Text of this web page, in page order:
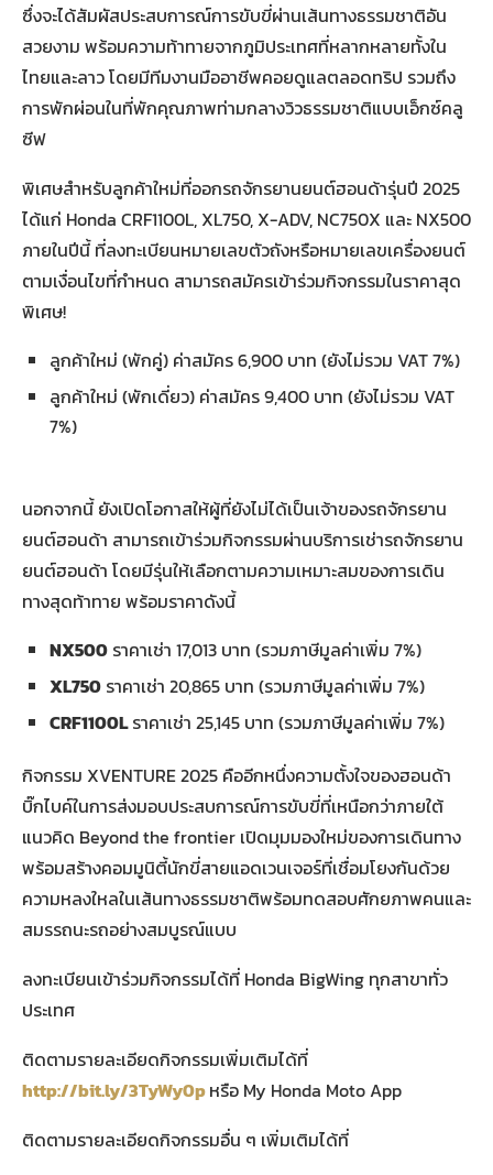
ซึ่งจะได้สัมผัสประสบการณ์การขับขี่ผ่านเส้นทางธรรมชาติอัน
สวยงาม พร้อมความท้าทายจากภูมิประเทศที่หลากหลายทั้งใน
ไทยและลาว โดยมีทีมงานมืออาชีพคอยดูแลตลอดทริป รวมถึง
การพักผ่อนในที่พักคุณภาพท่ามกลางวิวธรรมชาติแบบเอ็กซ์คลู
ซีฟ
พิเศษสำหรับลูกค้าใหม่ที่ออกรถจักรยานยนต์ฮอนด้ารุ่นปี 2025
ได้แก่ Honda CRF1100L, XL750, X-ADV, NC750X และ NX500
ภายในปีนี้ ที่ลงทะเบียนหมายเลขตัวถังหรือหมายเลขเครื่องยนต์
ตามเงื่อนไขที่กำหนด สามารถสมัครเข้าร่วมกิจกรรมในราคาสุด
พิเศษ!
ลูกค้าใหม่ (พักคู่) ค่าสมัคร 6,900 บาท (ยังไม่รวม VAT 7%)
ลูกค้าใหม่ (พักเดี่ยว) ค่าสมัคร 9,400 บาท (ยังไม่รวม VAT
7%)
นอกจากนี้ ยังเปิดโอกาสให้ผู้ที่ยังไม่ได้เป็นเจ้าของรถจักรยาน
ยนต์ฮอนด้า สามารถเข้าร่วมกิจกรรมผ่านบริการเช่ารถจักรยาน
ยนต์ฮอนด้า โดยมีรุ่นให้เลือกตามความเหมาะสมของการเดิน
ทางสุดท้าทาย พร้อมราคาดังนี้
NX500 ราคาเช่า 17,013 บาท (รวมภาษีมูลค่าเพิ่ม 7%)
XL750 ราคาเช่า 20,865 บาท (รวมภาษีมูลค่าเพิ่ม 7%)
CRF1100Lราคาเช่า 25,145 บาท (รวมภาษีมูลค่าเพิ่ม 7%)
กิจกรรม XVENTURE 2025 คืออีกหนึ่งความตั้งใจของฮอนด้า
บิ๊กไบค์ในการส่งมอบประสบการณ์การขับขี่ที่เหนือกว่าภายใต้
แนวคิด Beyond the frontier เปิดมุมมองใหม่ของการเดินทาง
พร้อมสร้างคอมมูนิตี้นักขี่สายแอดเวนเจอร์ที่เชื่อมโยงกันด้วย
ความหลงใหลในเส้นทางธรรมชาติพร้อมทดสอบศักยภาพคนและ
สมรรถนะรถอย่างสมบูรณ์แบบ
ลงทะเบียนเข้าร่วมกิจกรรมได้ที่ Honda BigWing ทุกสาขาทั่ว
ประเทศ
ติดตามรายละเอียดกิจกรรมเพิ่มเติมได้ที่
http://bit.ly/3TyWy0pหรือ My Honda Moto App
ติดตามรายละเอียดกิจกรรมอื่น ๆ เพิ่มเติมได้ที่